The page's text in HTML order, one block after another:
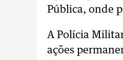
Pública, onde
A Polícia
ações